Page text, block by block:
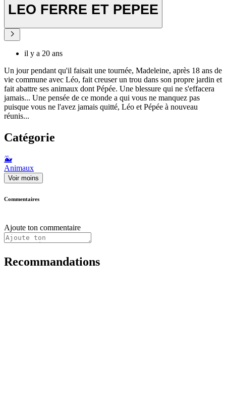
LEO FERRE ET PEPEE
il y a 20 ans
Un jour pendant qu'il faisait une tournée, Madeleine, après 18 ans de
vie commune avec Léo, fait creuser un trou dans son propre jardin et
fait abattre ses animaux dont Pépée. Une blessure qui ne s'effacera
jamais... Une pensée de ce monde a qui vous ne manquez pas
puisque vous ne l'avez jamais quitté, Léo et Pépée à nouveau
réunis...
Catégorie
🐳
Animaux
Voir moins
Commentaires
Ajoute ton commentaire
Recommandations